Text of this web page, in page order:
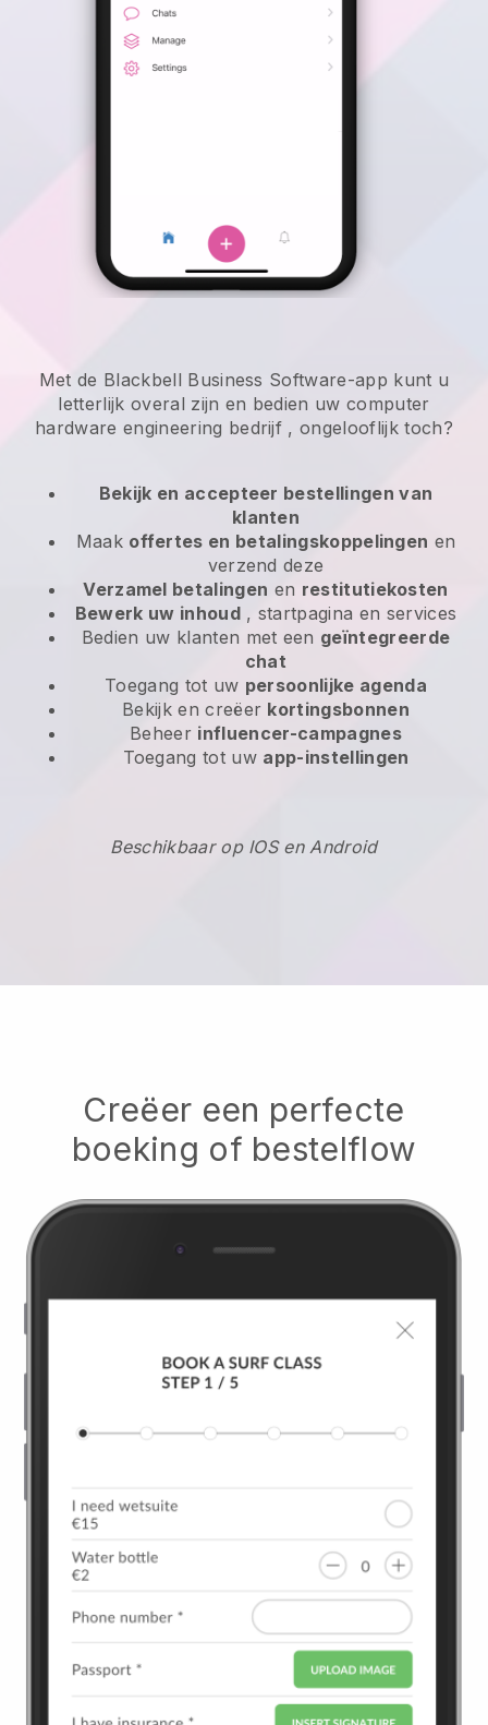
Met de Blackbell Business Software-app kunt u
letterlijk overal zijn en bedien uw computer
hardware engineering bedrijf , ongelooflijk toch?
Bekijk en accepteer bestellingen van
klanten
Maak offertes en betalingskoppelingen en
verzend deze
Verzamel betalingen en restitutiekosten
Bewerk uw inhoud, startpagina en services
Bedien uw klanten met een geïntegreerde
chat
Toegang tot uw persoonlijke agenda
Bekijk en creëer kortingsbonnen
Beheer influencer-campagnes
Toegang tot uw app-instellingen
Beschikbaar op IOS en Android
Creëer een perfecte
boeking of bestelflow